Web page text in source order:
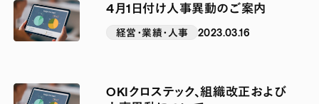
4月1日付け人事異動のご案内
経営・業績・人事 2023.03.16
OKIクロステック、組織改正および